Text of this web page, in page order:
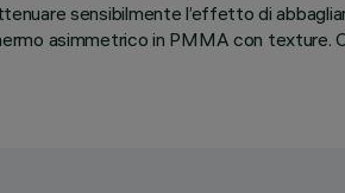
sensibilmente l’effetto di
asimmetrico in PMMA con texture.